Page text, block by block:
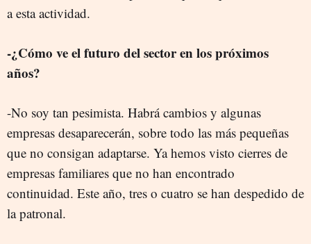
a esta actividad.
-¿Cómo ve el futuro del sector en los próximos
años?
-No soy tan pesimista. Habrá cambios y algunas
empresas desaparecerán, sobre todo las más pequeñas
que no consigan adaptarse. Ya hemos visto cierres de
empresas familiares que no han encontrado
continuidad. Este año, tres o cuatro se han despedido de
la patronal.